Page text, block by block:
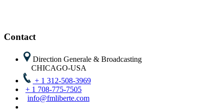
+ 1 708-775-7505
info@fmliberte.com
Links
Admin
Email